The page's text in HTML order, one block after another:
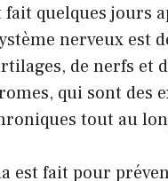
quelques jours
nerveux est
de nerfs et
qui sont des
tout au
est fait pour